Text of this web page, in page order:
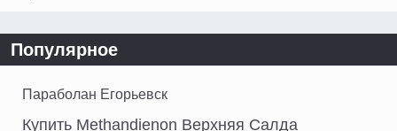
Популярное
Параболан Егорьевск
Купить Methandienon Верхняя Салда